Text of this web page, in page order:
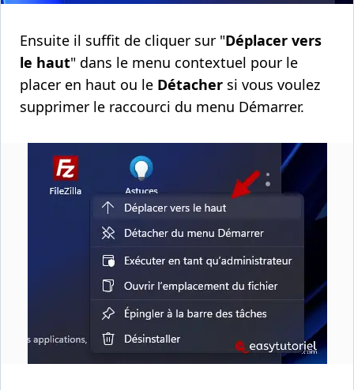
Ensuite il suffit de cliquer sur "Déplacer vers
le haut" dans le menu contextuel pour le
placer en haut ou le Détacher si vous voulez
supprimer le raccourci du menu Démarrer.